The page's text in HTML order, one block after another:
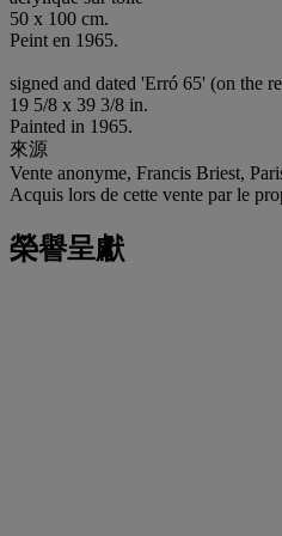
50 x 100 cm.
Peint en 1965.
signed and dated 'Erró 65' (on the
19 5/8 x 39 3/8 in.
Painted in 1965.
來源
Vente anonyme, Francis Briest,
Acquis lors de cette vente par le
榮譽呈獻